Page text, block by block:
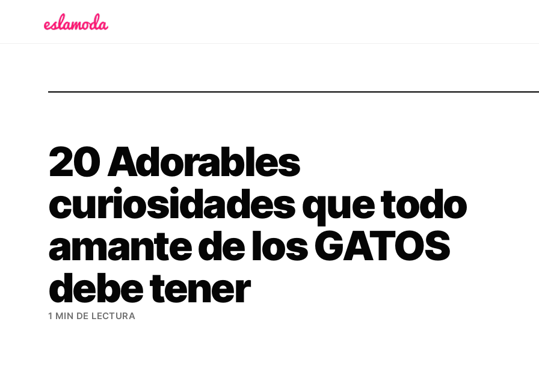
20 Adorables
curiosidades que todo
amante de los GATOS
debe tener
1 MIN DE LECTURA